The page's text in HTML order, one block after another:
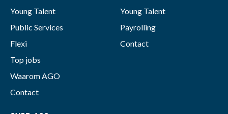
Young Talent
Public Services
Flexi
Top jobs
Waarom AGO
Contact
Young Talent
Payrolling
Contact